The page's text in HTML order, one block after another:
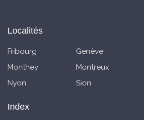
Localités
Fribourg Genève
Monthey
Montreux
Nyon
Sion
Index